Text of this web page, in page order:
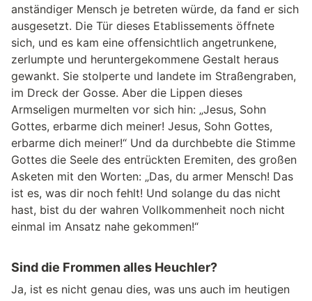
anständiger Mensch je betreten würde, da fand er sich
ausgesetzt. Die Tür dieses Etablissements öffnete
sich, und es kam eine offensichtlich angetrunkene,
zerlumpte und heruntergekommene Gestalt heraus
gewankt. Sie stolperte und landete im Straßengraben,
im Dreck der Gosse. Aber die Lippen dieses
Armseligen murmelten vor sich hin: „Jesus, Sohn
Gottes, erbarme dich meiner! Jesus, Sohn Gottes,
erbarme dich meiner!“ Und da durchbebte die Stimme
Gottes die Seele des entrückten Eremiten, des großen
Asketen mit den Worten: „Das, du armer Mensch! Das
ist es, was dir noch fehlt! Und solange du das nicht
hast, bist du der wahren Vollkommenheit noch nicht
einmal im Ansatz nahe gekommen!“
Sind die Frommen alles Heuchler?
Ja, ist es nicht genau dies, was uns auch im heutigen